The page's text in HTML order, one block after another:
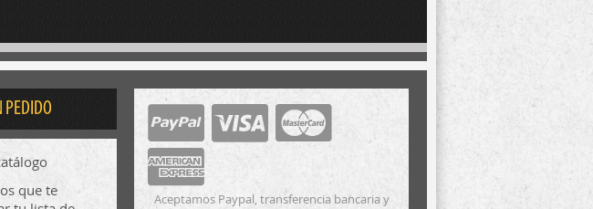
PEDIDO
que te
Aceptamos Paypal, transferencia bancaria y